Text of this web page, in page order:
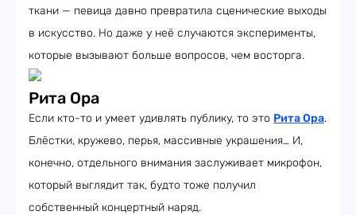
ткани — певица давно превратила сценические выходы
в искусство. Но даже у неё случаются эксперименты,
которые вызывают больше вопросов, чем восторга.
Рита Ора
Если кто-то и умеет удивлять публику, то это Рита Ора.
Блёстки, кружево, перья, массивные украшения… И,
конечно, отдельного внимания заслуживает микрофон,
который выглядит так, будто тоже получил
собственный концертный наряд.